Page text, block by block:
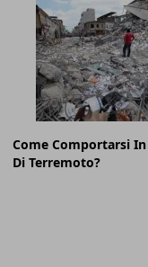
Come Comportarsi In
Di Terremoto?